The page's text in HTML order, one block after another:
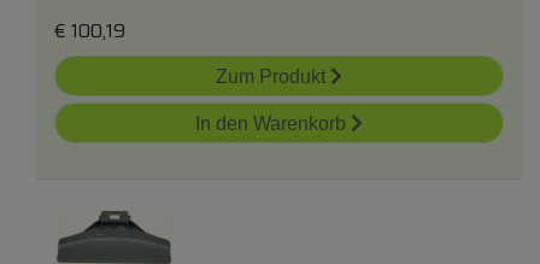
€ 100,19
Zum Produkt
In den Warenkorb